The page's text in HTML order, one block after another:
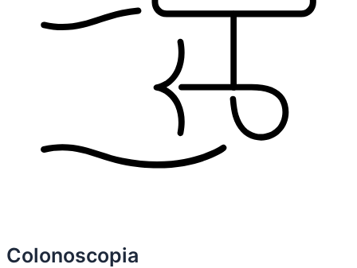
Colonoscopia